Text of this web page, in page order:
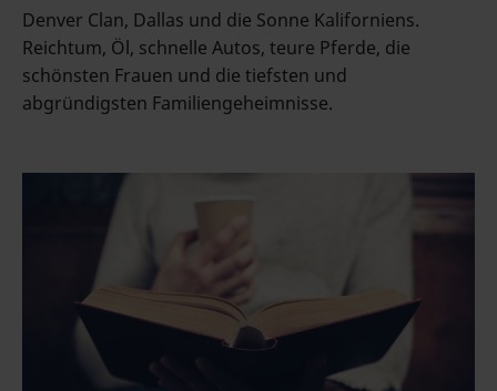
Denver Clan, Dallas und die Sonne Kaliforniens.
Reichtum, Öl, schnelle Autos, teure Pferde, die
schönsten Frauen und die tiefsten und
abgründigsten Familiengeheimnisse.